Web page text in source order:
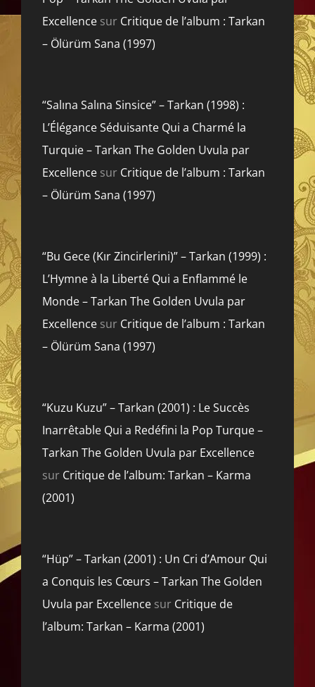
Excellence sur Critique de l’album : Tarkan
– Ölürüm Sana (1997)
“Salına Salına Sinsice” – Tarkan (1998) :
L’Élégance Séduisante Qui a Charmé la
Turquie – Tarkan The Golden Uvula par
Excellence sur Critique de l’album : Tarkan
– Ölürüm Sana (1997)
“Bu Gece (Kır Zincirlerini)” – Tarkan (1999) :
L’Hymne à la Liberté Qui a Enflammé le
Monde – Tarkan The Golden Uvula par
Excellence sur Critique de l’album : Tarkan
– Ölürüm Sana (1997)
“Kuzu Kuzu” – Tarkan (2001) : Le Succès
Inarrêtable Qui a Redéfini la Pop Turque –
Tarkan The Golden Uvula par Excellence
sur Critique de l’album: Tarkan – Karma
(2001)
“Hüp” – Tarkan (2001) : Un Cri d’Amour Qui
a Conquis les Cœurs – Tarkan The Golden
Uvula par Excellence sur Critique de
l’album: Tarkan – Karma (2001)